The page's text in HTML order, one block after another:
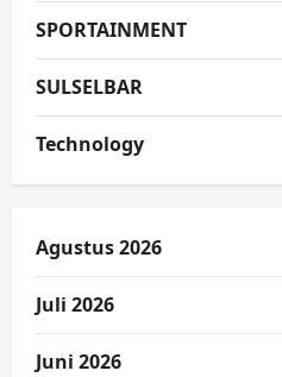
SPORTAINMENT
SULSELBAR
Technology
Agustus 2026
Juli 2026
Juni 2026